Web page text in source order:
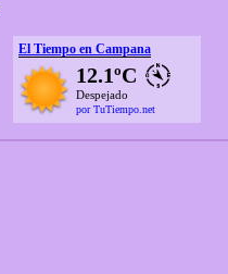
El Tiempo en Campana
12.1ºC
Despejado
por TuTiempo.net